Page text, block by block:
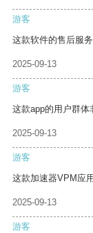
游客
这款软件的售后服
2025-09-13
游客
这款app的用户群体
2025-09-13
游客
这款加速器VPM应
2025-09-13
游客